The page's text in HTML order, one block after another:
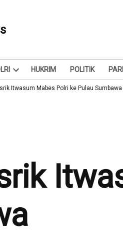
Open
dropdown
HUKRIM POLITIK
Itwasum Mabes Polri ke Pulau Sumbawa